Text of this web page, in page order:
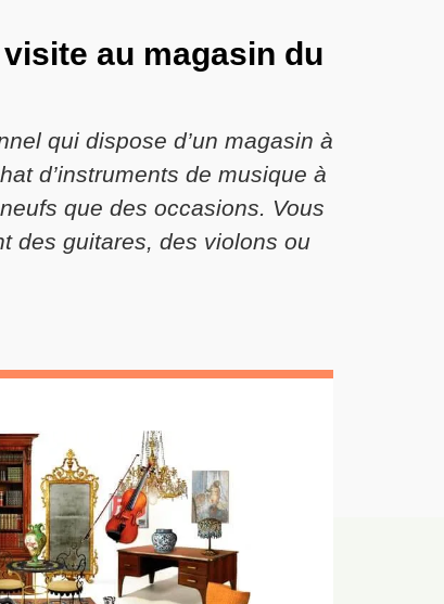
au magasin du
qui dispose d’un magasin à
d’instruments de musique à
que des occasions. Vous
des guitares, des violons ou